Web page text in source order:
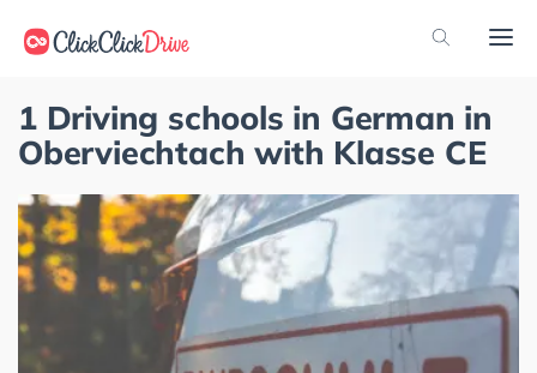
1 Driving schools in German in
Oberviechtach with Klasse CE